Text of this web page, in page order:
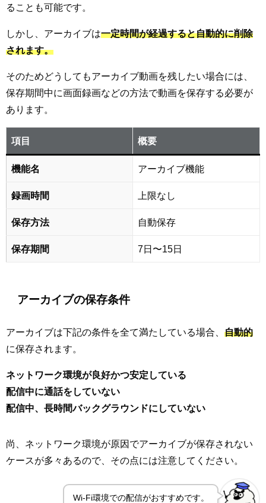
ることも可能です。
しかし、アーカイブは一定時間が経過すると自動的に削除
されます。
そのためどうしてもアーカイブ動画を残したい場合には、
保存期間中に画面録画などの方法で動画を保存する必要が
あります。
項目 概要
機能名 アーカイブ機能
録画時間 上限なし
保存方法 自動保存
保存期間 7日〜15日
アーカイブの保存条件
アーカイブは下記の条件を全て満たしている場合、 自動的
に保存されます。
ネットワーク環境が良好かつ安定している
配信中に通話をしていない
配信中、長時間バックグラウンドにしていない
尚、ネットワーク環境が原因でアーカイブが保存されない
ケースが多々あるので、その点には注意してください。
Wi-Fi環境での配信がおすすめです。